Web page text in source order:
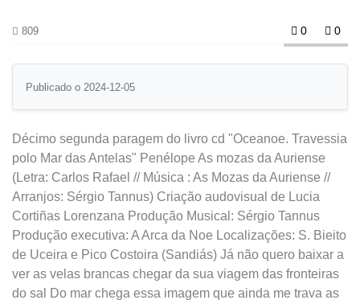
809 0 0
Publicado o 2024-12-05
Décimo segunda paragem do livro cd "Oceanoe. Travessia
polo Mar das Antelas" Penélope As mozas da Auriense
(Letra: Carlos Rafael // Música : As Mozas da Auriense //
Arranjos: Sérgio Tannus) Criação audovisual de Lucia
Cortiñas Lorenzana Produção Musical: Sérgio Tannus
Produção executiva: A Arca da Noe Localizações: S. Bieito
de Uceira e Pico Costoira (Sandiás) Já não quero baixar a
ver as velas brancas chegar da sua viagem das fronteiras
do sal Do mar chega essa imagem que ainda me trava as